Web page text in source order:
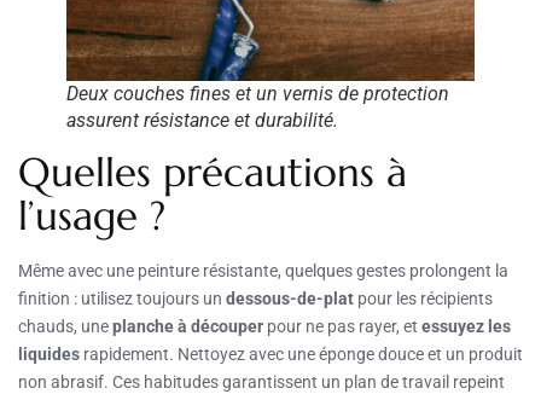
Deux couches fines et un vernis de protection
assurent résistance et durabilité.
Quelles précautions à
l’usage ?
Même avec une peinture résistante, quelques gestes prolongent la
finition : utilisez toujours un dessous-de-plat pour les récipients
chauds, uneplanche à découper pour ne pas rayer, et essuyez les
liquides rapidement. Nettoyez avec une éponge douce et un produit
non abrasif. Ces habitudes garantissent un plan de travail repeint